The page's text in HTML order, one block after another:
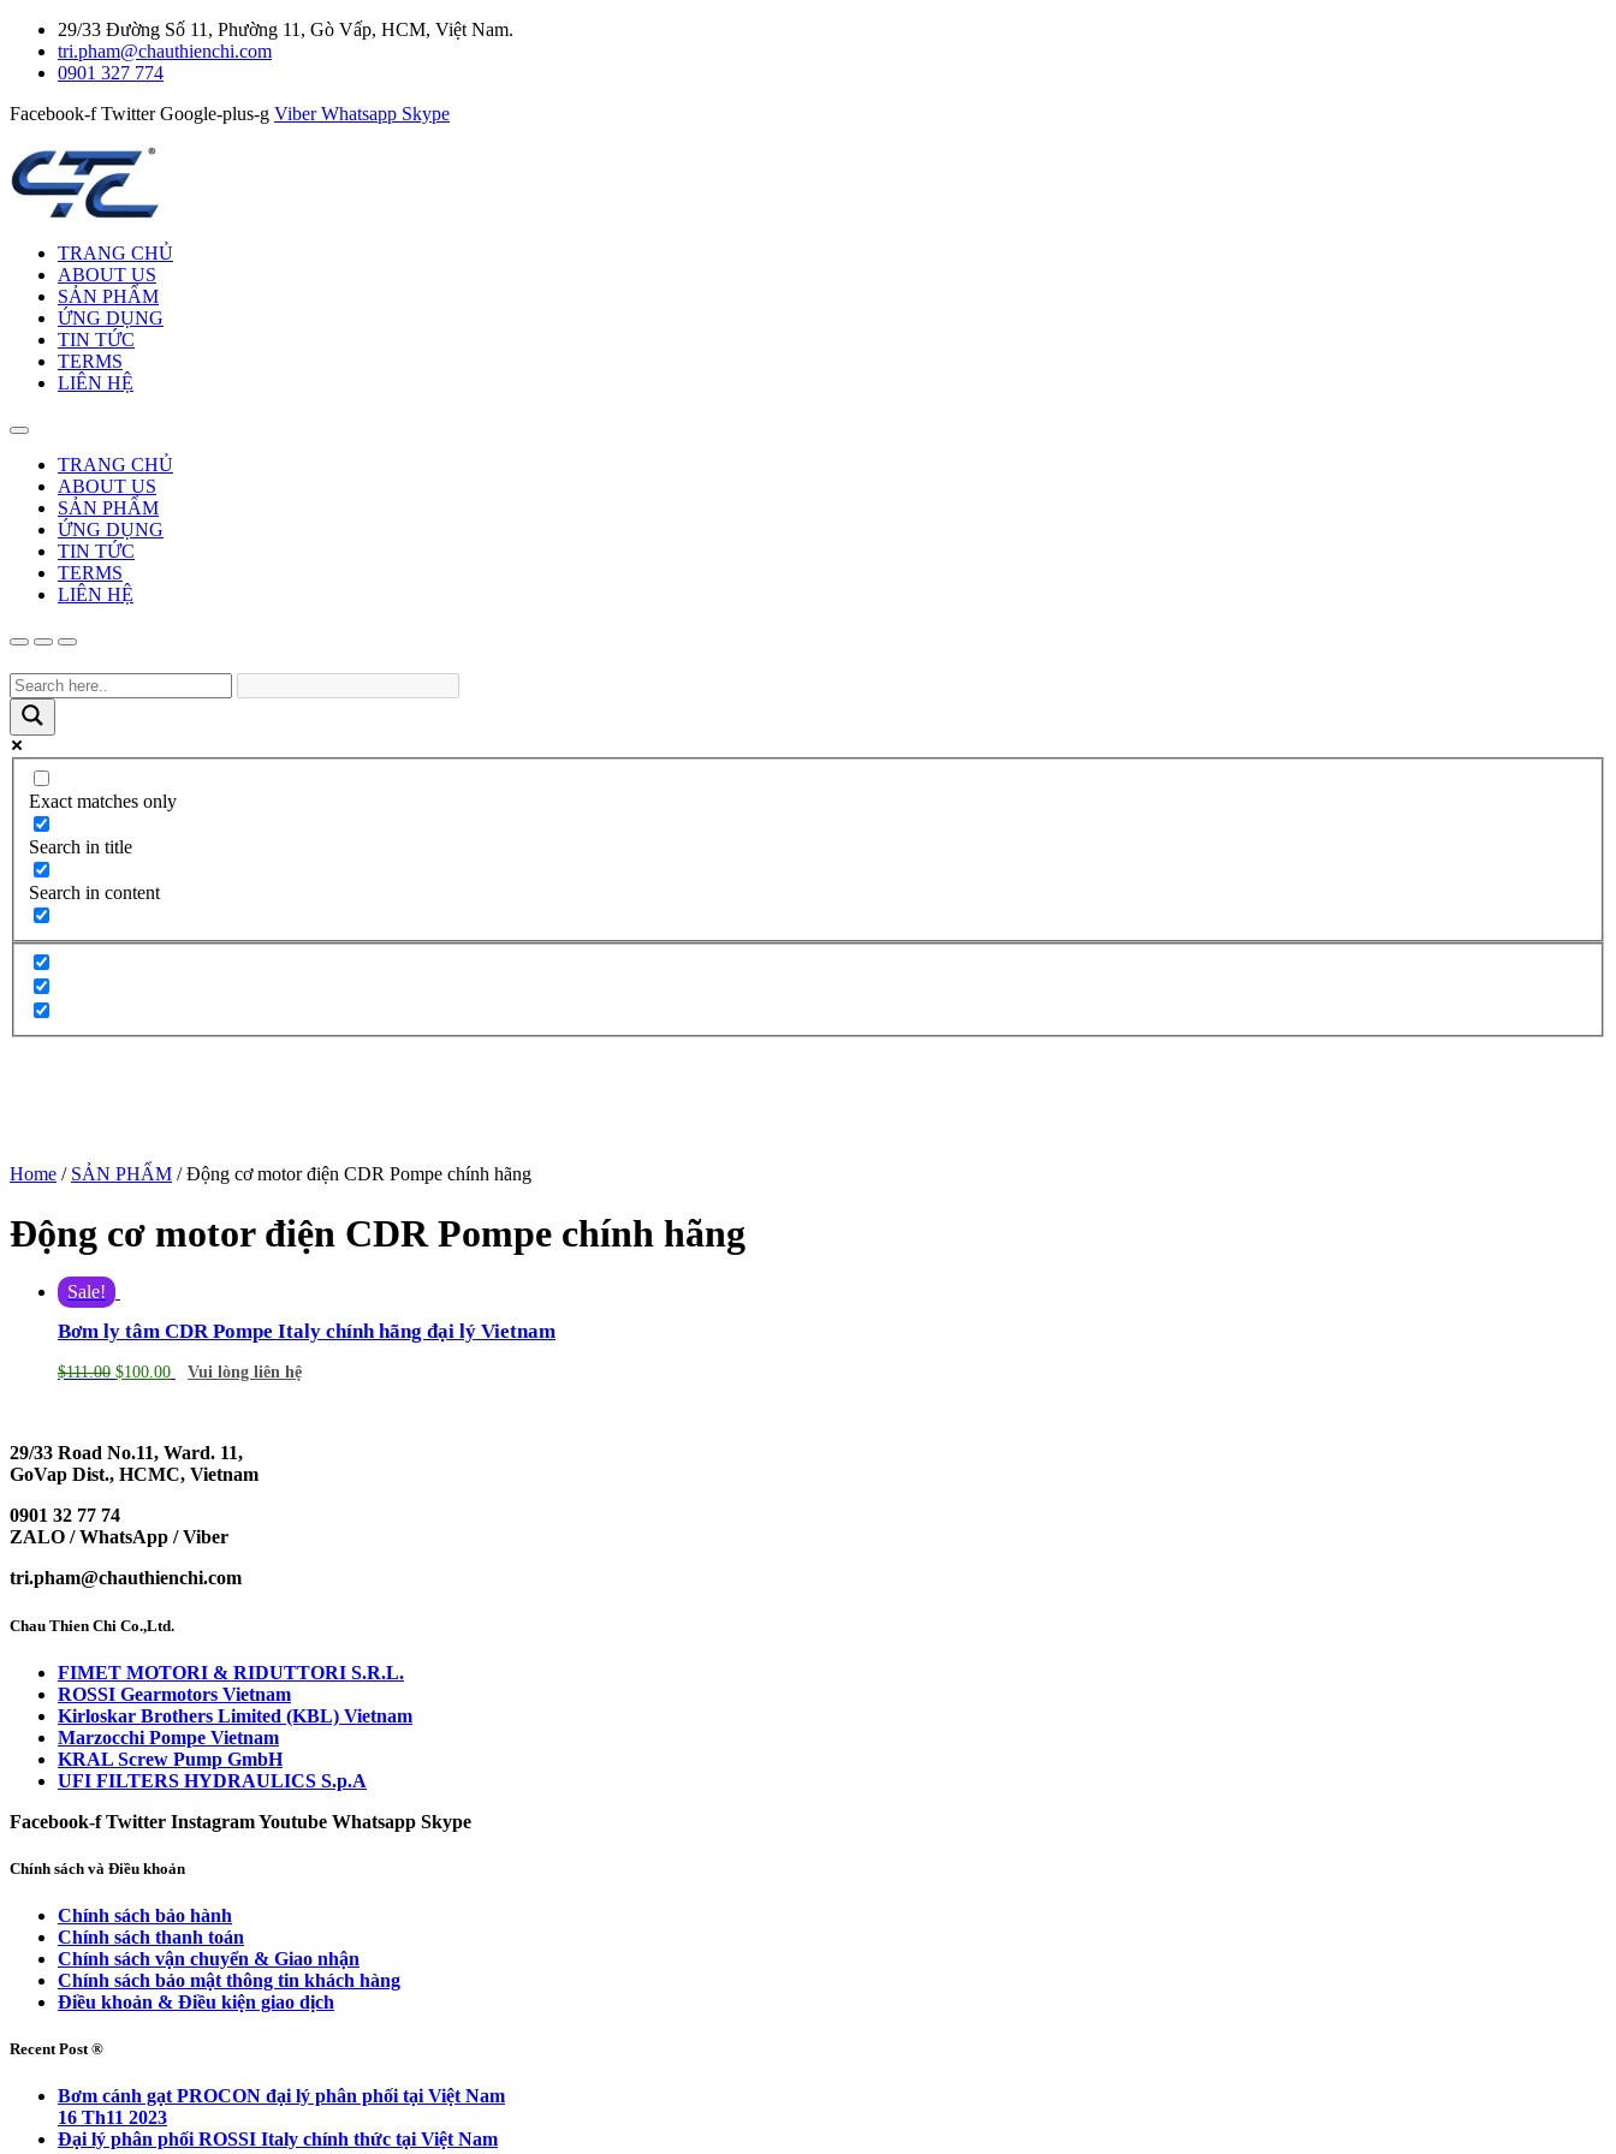
29/33 Đường Số 11, Phường 11, Gò Vấp, HCM, Việt Nam.
tri.pham@chauthienchi.com
0901 327 774
Facebook-f Twitter Google-plus-g Viber Whatsapp Skype
TRANG CHỦ
ABOUT US
SẢN PHẨM
ỨNG DỤNG
TIN TỨC
TERMS
LIÊN HỆ
TRANG CHỦ
ABOUT US
SẢN PHẨM
ỨNG DỤNG
TIN TỨC
TERMS
LIÊN HỆ
Exact matches only
Search in title
Search in content
Home / SẢN PHẨM / Động cơ motor điện CDR Pompe chính hãng
Động cơ motor điện CDR Pompe chính hãng
Sale!
Bơm ly tâm CDR Pompe Italy chính hãng đại lý Vietnam
$111.00 $100.00 Vui lòng liên hệ
29/33 Road No.11, Ward. 11,
GoVap Dist., HCMC, Vietnam
0901 32 77 74
ZALO / WhatsApp / Viber
tri.pham@chauthienchi.com
Chau Thien Chi Co.,Ltd.
FIMET MOTORI & RIDUTTORI S.R.L.
ROSSI Gearmotors Vietnam
Kirloskar Brothers Limited (KBL) Vietnam
Marzocchi Pompe Vietnam
KRAL Screw Pump GmbH
UFI FILTERS HYDRAULICS S.p.A
Facebook-f Twitter InstagramYoutube Whatsapp Skype
Chính sách và Điều khoản
Chính sách bảo hành
Chính sách thanh toán
Chính sách vận chuyển & Giao nhận
Chính sách bảo mật thông tin khách hàng
Điều khoản & Điều kiện giao dịch
Recent Post ®
Bơm cánh gạt PROCON đại lý phân phối tại Việt Nam
16 Th11 2023
Đại lý phân phối ROSSI Italy chính thức tại Việt Nam